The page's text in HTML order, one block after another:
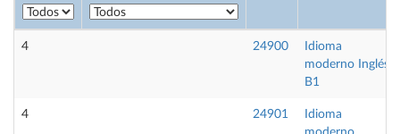
4 24900
Idioma
moderno Inglés
B1
4 24901
Idioma